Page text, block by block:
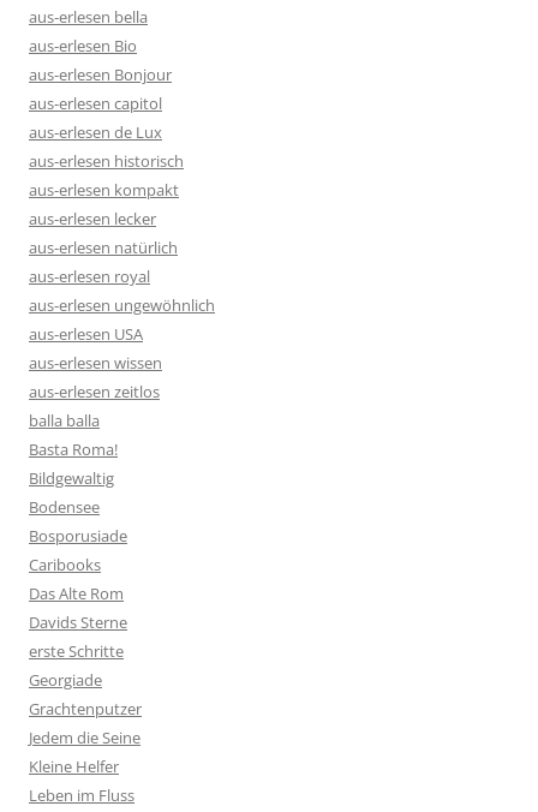
aus-erlesen bella
aus-erlesen Bio
aus-erlesen Bonjour
aus-erlesen capitol
aus-erlesen de Lux
aus-erlesen historisch
aus-erlesen kompakt
aus-erlesen lecker
aus-erlesen natürlich
aus-erlesen royal
aus-erlesen ungewöhnlich
aus-erlesen USA
aus-erlesen wissen
aus-erlesen zeitlos
balla balla
Basta Roma!
Bildgewaltig
Bodensee
Bosporusiade
Caribooks
Das Alte Rom
Davids Sterne
erste Schritte
Georgiade
Grachtenputzer
Jedem die Seine
Kleine Helfer
Leben im Fluss